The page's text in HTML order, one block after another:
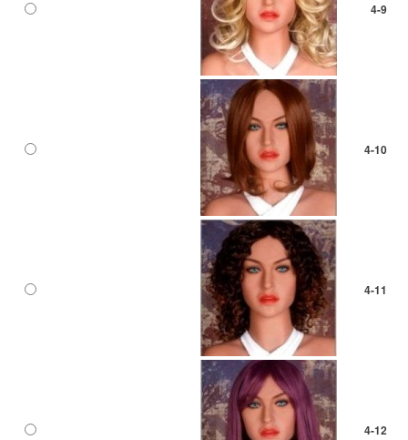
4-9
4-10
4-11
4-12